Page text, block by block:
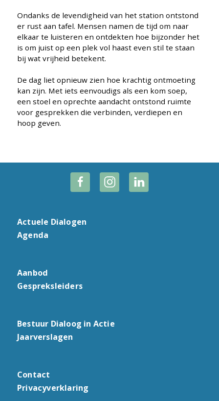
Ondanks de levendigheid van het station ontstond
er rust aan tafel. Mensen namen de tijd om naar
elkaar te luisteren en ontdekten hoe bijzonder het
is om juist op een plek vol haast even stil te staan
bij wat vrijheid betekent.
De dag liet opnieuw zien hoe krachtig ontmoeting
kan zijn. Met iets eenvoudigs als een kom soep,
een stoel en oprechte aandacht ontstond ruimte
voor gesprekken die verbinden, verdiepen en
hoop geven.
Actuele Dialogen
Agenda
Aanbod
Gespreksleiders
Bestuur Dialoog in Actie
Jaarverslagen
Contact
Privacyverklaring